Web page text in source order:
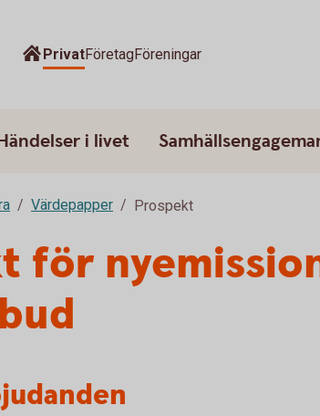
PrivatFöretagFöreningar
i livet
Värdepapper Prospekt
för